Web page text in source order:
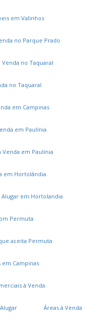
em Valinhos
no Parque Prado
no Taquaral
no Taquaral
em Campinas
em Paulínia
em Paulínia
em Hortolândia
em Hortolandia
Permuta
aceita Permuta
em Campinas
à Venda
Áreas à Venda